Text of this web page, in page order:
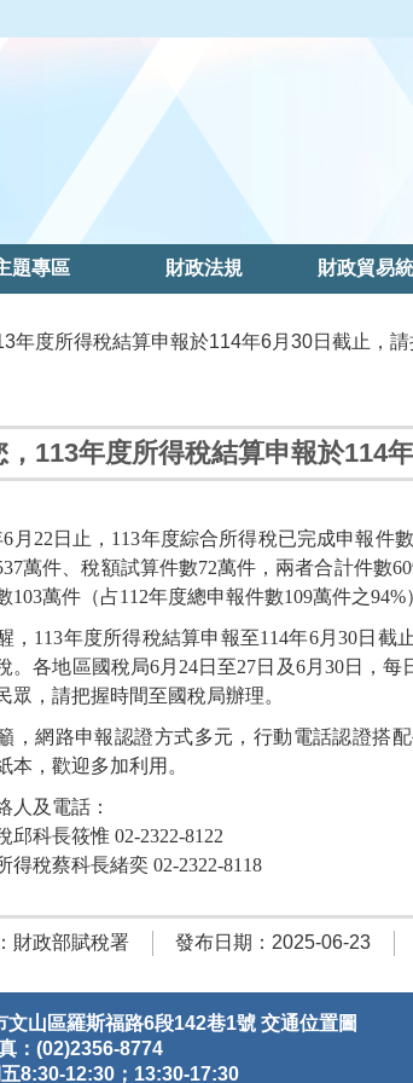
題專區 財政法規 財政貿易
年度所得稅結算申報於114年6月30日截止，
，113年度所得稅結算申報於114
6月22日止，113年度綜合所得稅已完成申報件
萬件、稅額試算件數72萬件，兩者合計件數
103萬件（占112年度總申報件數109萬件之94%
，113年度所得稅結算申報至114年6月30日
。各地區國稅局6月24日至27日及6月30日，
眾，請把握時間至國稅局辦理。
，網路申報認證方式多元，行動電話認證搭
本，歡迎多加利用。
人及電話：
邱科長筱惟 02-2322-8122
得稅蔡科長緒奕 02-2322-8118
財政部賦稅署 發布日期：2025-06-23
山區羅斯福路6段142巷1號 交通位置圖
：(02)2356-8774
8:30-12:30；13:30-17:30